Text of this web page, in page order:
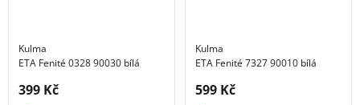
Kulma
ETA Fenité 0328 90030 bílá
Cena s DPH:
399 Kč
Kulma
ETA Fenité 7327 90010 bílá
Cena s DPH:
599 Kč